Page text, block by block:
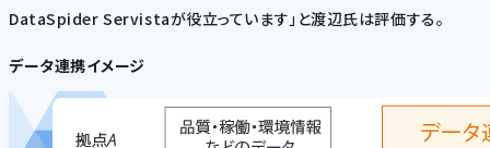
DataSpider Servistaが役立っています」と渡辺氏は評価する。
データ連携イメージ